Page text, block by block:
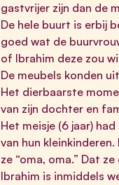
gastvrijer zijn dan de
De hele buurt is erbij
goed wat de
of Ibrahim deze zou
De meubels konden
Het dierbaarste
van zijn dochter en
Het meisje (6 jaar)
van hun
ze “oma, oma.” Dat
Ibrahim is inmiddels